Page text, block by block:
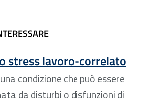
INTERESSARE
stress lavoro-correlato
condizione che può essere
da disturbi o disfunzioni di